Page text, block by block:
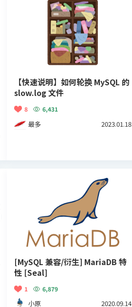
【快速说明】如何轮换 MySQL 的
slow.log 文件
8 6,431
最多 2023.01.18
[MySQL 兼容/衍生] MariaDB 特
性 [Seal]
1 6,879
小原 2020.09.14